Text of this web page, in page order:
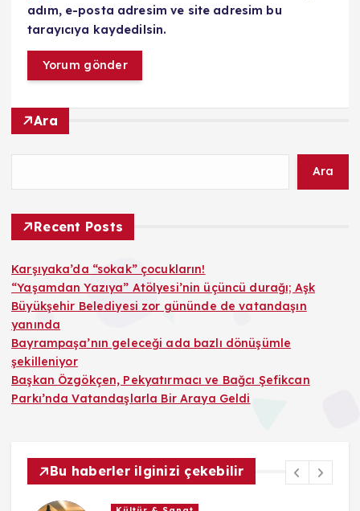
adım, e-posta adresim ve site adresim bu
tarayıcıya kaydedilsin.
Ara
Ara
Recent Posts
Karşıyaka’da “sokak” çocukların!
“Yaşamdan Yazıya” Atölyesi’nin üçüncü durağı; Aşk
Büyükşehir Belediyesi zor gününde de vatandaşın
yanında
Bayrampaşa’nın geleceği ada bazlı dönüşümle
şekilleniyor
Başkan Özgökçen, Pekyatırmacı ve Bağcı Şefikcan
Parkı’nda Vatandaşlarla Bir Araya Geldi
Bu haberler ilginizi çekebilir